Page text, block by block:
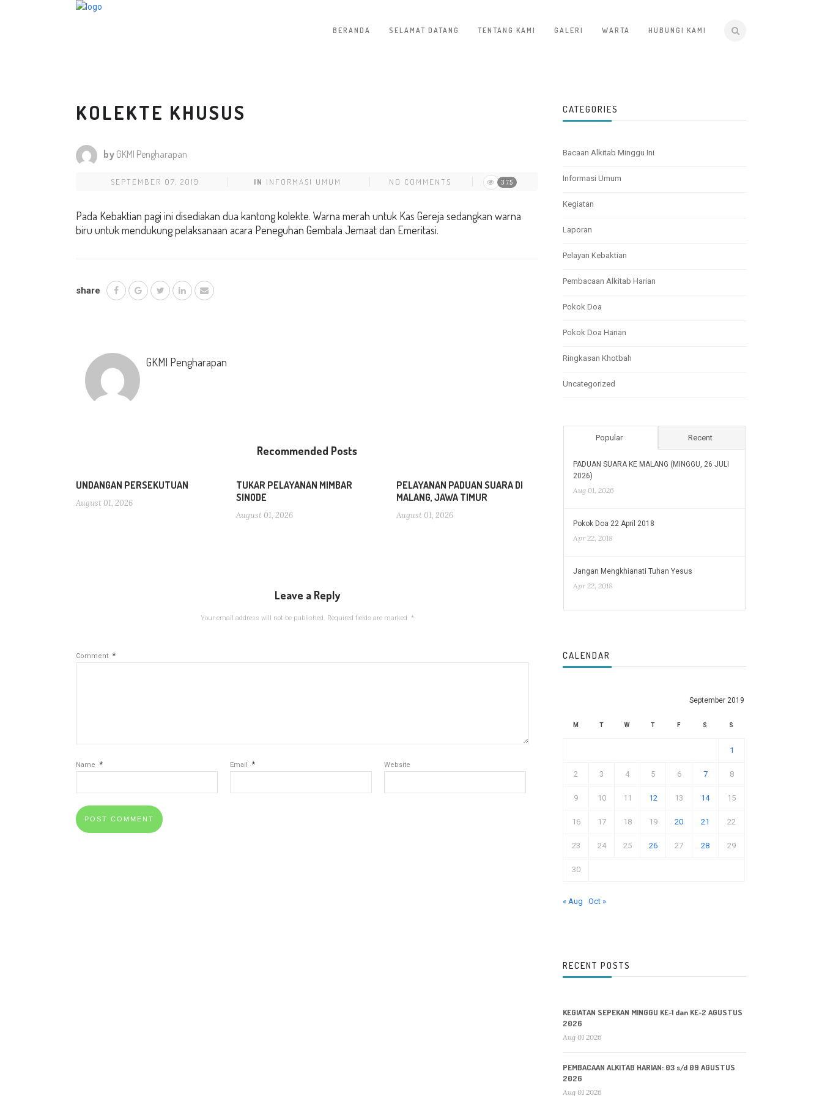
BERANDA SELAMAT DATANG TENTANG KAMI GALERI WARTA HUBUNGI KAMI
KOLEKTE KHUSUS
by GKMI Pengharapan
SEPTEMBER 07, 2019 IN INFORMASI UMUM NO COMMENTS 375
Pada Kebaktian pagi ini disediakan dua kantong kolekte. Warna merah untuk Kas Gereja sedangkan warna
biru untuk mendukung pelaksanaan acara Peneguhan Gembala Jemaat dan Emeritasi.
share
GKMI Pengharapan
Recommended Posts
UNDANGAN PERSEKUTUAN
August 01, 2026
TUKAR PELAYANAN MIMBAR
SINODE
August 01, 2026
PELAYANAN PADUAN SUARA DI
MALANG, JAWA TIMUR
August 01, 2026
Leave a Reply
Your email address will not be published. Required fields are marked *
Comment *
Name * Email * Website
CATEGORIES
Bacaan Alkitab Minggu Ini
Informasi Umum
Kegiatan
Laporan
Pelayan Kebaktian
Pembacaan Alkitab Harian
Pokok Doa
Pokok Doa Harian
Ringkasan Khotbah
Uncategorized
Popular Recent
PADUAN SUARA KE MALANG (MINGGU, 26 JULI
2026)
Aug 01, 2026
Pokok Doa 22 April 2018
Apr 22, 2018
Jangan Mengkhianati Tuhan Yesus
Apr 22, 2018
CALENDAR
September 2019
M T W T F S S
1
2 3 4 5 6 7 8
9 10 11 12 13 14 15
16 17 18 19 20 21 22
23 24 25 26 27 28 29
30
« Aug Oct »
RECENT POSTS
KEGIATAN SEPEKAN MINGGU KE-1 dan KE-2 AGUSTUS
2026
Aug 01 2026
PEMBACAAN ALKITAB HARIAN: 03 s/d 09 AGUSTUS
2026
Aug 01 2026